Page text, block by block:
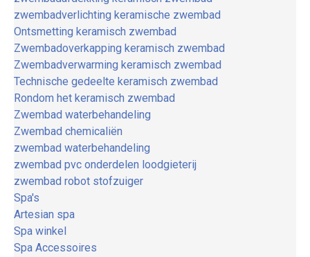
zwembadverlichting keramische zwembad
Ontsmetting keramisch zwembad
Zwembadoverkapping keramisch zwembad
Zwembadverwarming keramisch zwembad
Technische gedeelte keramisch zwembad
Rondom het keramisch zwembad
Zwembad waterbehandeling
Zwembad chemicaliën
zwembad waterbehandeling
zwembad pvc onderdelen loodgieterij
zwembad robot stofzuiger
Spa's
Artesian spa
Spa winkel
Spa Accessoires